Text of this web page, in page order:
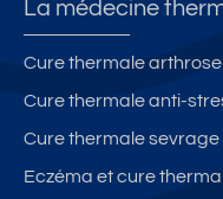
La médecine
Cure thermale arthrose
Cure thermale anti-
Cure thermale
Eczéma et cure